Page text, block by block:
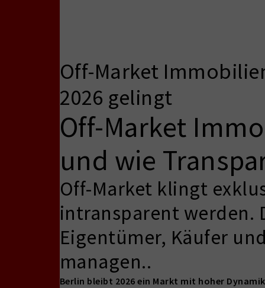
Off-Market
2026 gelingt
Off-Market
und wie
Off-Market klingt
intransparent werden.
Eigentümer, Käufer
managen..
Berlin bleibt 2026 ein Markt mit hoher